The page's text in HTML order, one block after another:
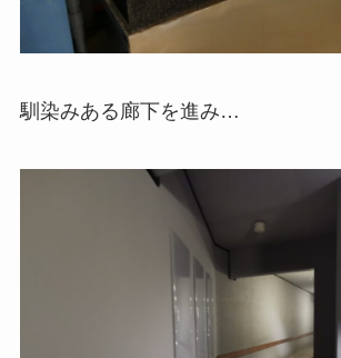
馴染みある廊下を進み…